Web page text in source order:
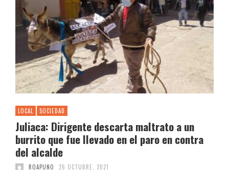
LOCAL SOCIEDAD
Juliaca: Dirigente descarta maltrato a un
burrito que fue llevado en el paro en contra
del alcalde
ROAPUNO 26 OCTUBRE, 2021